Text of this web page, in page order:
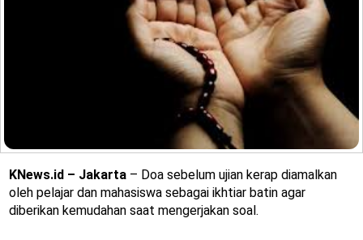
KNews.id – Jakarta – Doa sebelum ujian kerap diamalkan
oleh pelajar dan mahasiswa sebagai ikhtiar batin agar
diberikan kemudahan saat mengerjakan soal.